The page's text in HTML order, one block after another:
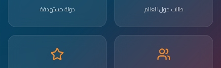
طالب حول العالم دولة مستهدفة